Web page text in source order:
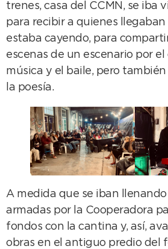
trenes, casa del CCMN, se iba
para recibir a quienes llegaban
estaba cayendo, para
escenas de un escenario por el
música y el baile, pero
la poesía.
A medida que se iban llenando
armadas por la Cooperadora
fondos con la cantina y, así,
obras en el antiguo predio del